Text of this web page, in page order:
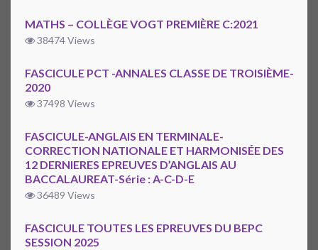
MATHS – COLLÈGE VOGT PREMIÈRE C:2021
38474 Views
FASCICULE PCT -ANNALES CLASSE DE TROISIÈME-
2020
37498 Views
FASCICULE-ANGLAIS EN TERMINALE-
CORRECTION NATIONALE ET HARMONISÉE DES
12 DERNIERES EPREUVES D’ANGLAIS AU
BACCALAUREAT-Série : A-C-D-E
36489 Views
FASCICULE TOUTES LES EPREUVES DU BEPC
SESSION 2025